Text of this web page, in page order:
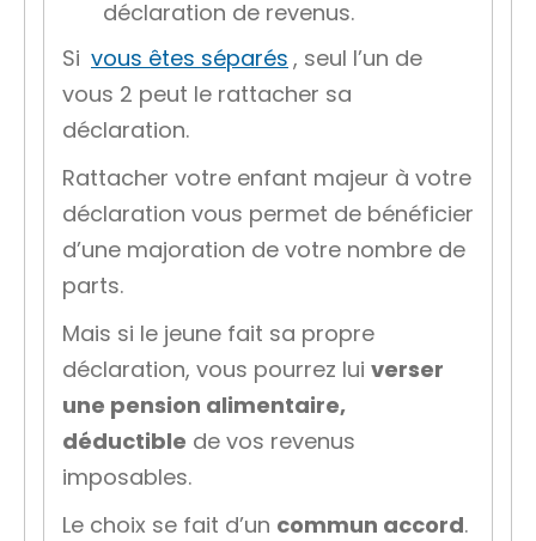
déclaration de revenus.
Si vous êtes séparés , seul l’un de
vous 2 peut le rattacher sa
déclaration.
Rattacher votre enfant majeur à votre
déclaration vous permet de bénéficier
d’une majoration de votre nombre de
parts.
Mais si le jeune fait sa propre
déclaration, vous pourrez lui verser
une pension alimentaire,
déductible de vos revenus
imposables.
Le choix se fait d’un commun accord.